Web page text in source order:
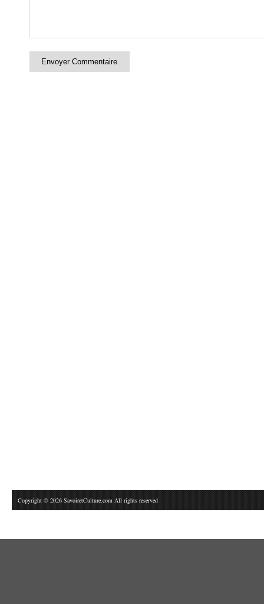
Copyright © 2026 SavoiretCulture.com All rights reserved